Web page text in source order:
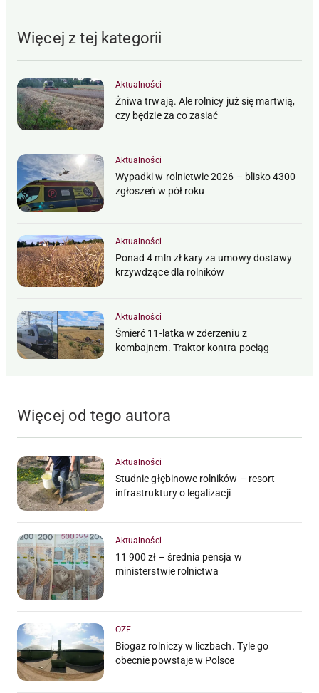
Więcej z tej kategorii
Aktualności
Żniwa trwają. Ale rolnicy już się martwią,
czy będzie za co zasiać
Aktualności
Wypadki w rolnictwie 2026 – blisko 4300
zgłoszeń w pół roku
Aktualności
Ponad 4 mln zł kary za umowy dostawy
krzywdzące dla rolników
Aktualności
Śmierć 11-latka w zderzeniu z
kombajnem. Traktor kontra pociąg
Więcej od tego autora
Aktualności
Studnie głębinowe rolników – resort
infrastruktury o legalizacji
Aktualności
11 900 zł – średnia pensja w
ministerstwie rolnictwa
OZE
Biogaz rolniczy w liczbach. Tyle go
obecnie powstaje w Polsce